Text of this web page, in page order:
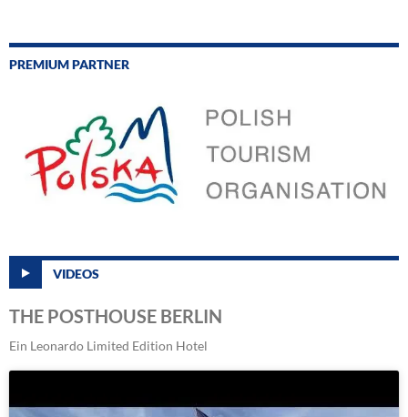
PREMIUM PARTNER
VIDEOS
THE POSTHOUSE BERLIN
Ein Leonardo Limited Edition Hotel